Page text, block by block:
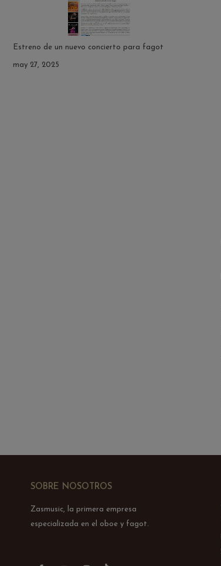
Estreno de un nuevo concierto para fagot
may 27, 2025
SOBRE NOSOTROS
Zasmusic, la primera empresa
especializada en el oboe y fagot.